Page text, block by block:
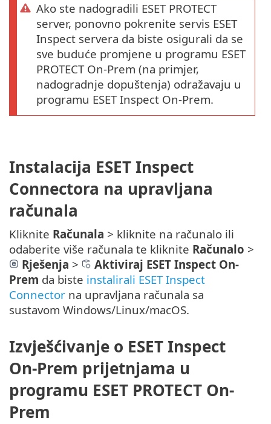
Ako ste nadogradili ESET PROTECT
server, ponovno pokrenite servis ESET
Inspect servera da biste osigurali da se
sve buduće promjene u programu ESET
PROTECT On-Prem (na primjer,
nadogradnje dopuštenja) odražavaju u
programu ESET Inspect On-Prem.
Instalacija ESET Inspect
Connectora na upravljana
računala
Kliknite Računala > kliknite na računalo ili
odaberite više računala te kliknite Računalo >
Rješenja >
Aktiviraj ESET Inspect On-
Prem da biste instalirali ESET Inspect
Connector na upravljana računala sa
sustavom Windows/Linux/macOS.
Izvješćivanje o ESET Inspect
On-Prem prijetnjama u
programu ESET PROTECT On-
Prem